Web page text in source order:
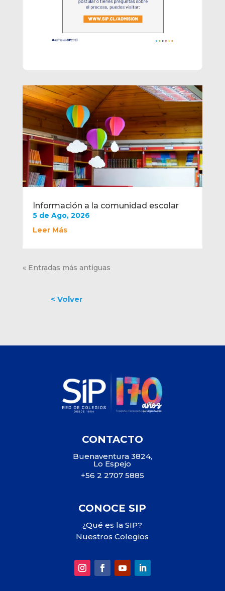
Información a la comunidad escolar
5 de Ago, 2026
Leer Más
« Entradas más antiguas
CONTACTO
Buenaventura 3824,
Lo Espejo
+56 2 2707 5885
CONOCE SIP
¿Qué es la SIP?
Nuestros Colegios